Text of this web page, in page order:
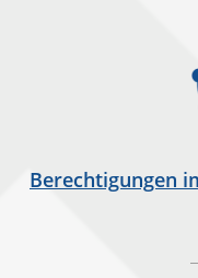
Berechtigungen